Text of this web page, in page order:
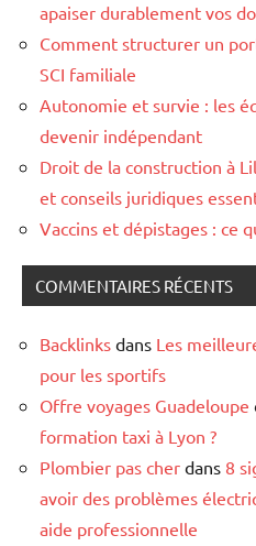
apaiser durablement vos
Comment structurer un
SCI familiale
Autonomie et survie : les
devenir indépendant
Droit de la construction à
et conseils juridiques
Vaccins et dépistages : ce
COMMENTAIRES RÉCENTS
Backlinks dans Les
pour les sportifs
Offre voyages Guadeloupe
formation taxi à Lyon ?
Plombier pas cher dans 8
avoir des problèmes
aide professionnelle